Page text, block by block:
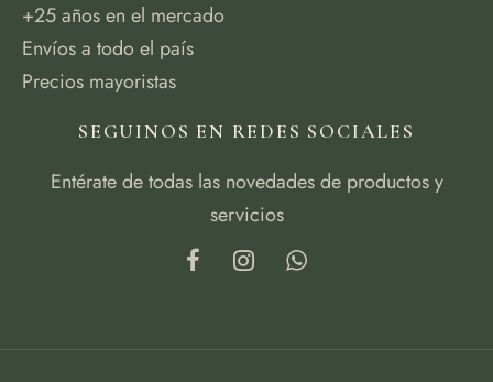
+25 años en el mercado
Envíos a todo el país
Precios mayoristas
SEGUINOS EN REDES SOCIALES
Entérate de todas las novedades de productos y
servicios